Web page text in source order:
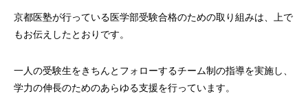
京都医塾が行っている医学部受験合格のための取り組みは、上で
もお伝えしたとおりです。
一人の受験生をきちんとフォローするチーム制の指導を実施し、
学力の伸長のためのあらゆる支援を行っています。